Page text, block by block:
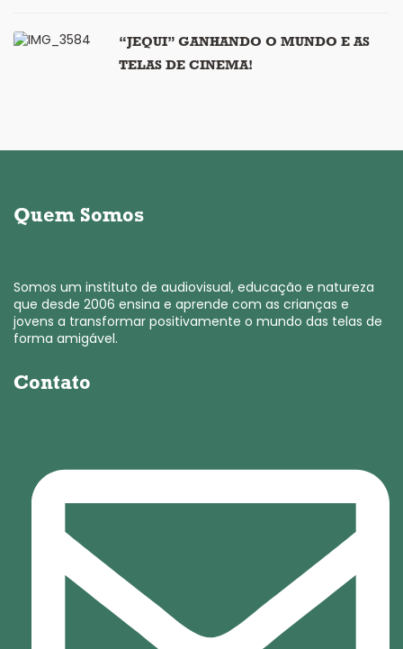
“JEQUI” GANHANDO O MUNDO E AS
TELAS DE CINEMA!
Quem Somos
Somos um instituto de audiovisual, educação e natureza
que desde 2006 ensina e aprende com as crianças e
jovens a transformar positivamente o mundo das telas de
forma amigável.
Contato